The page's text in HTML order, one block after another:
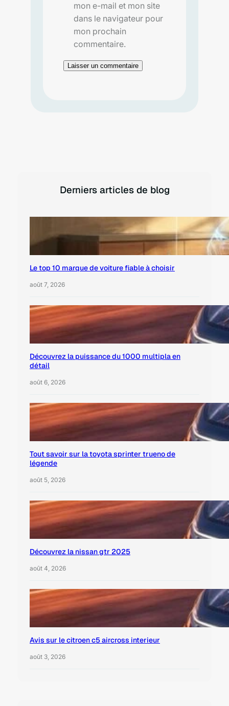
mon e-mail et mon site
dans le navigateur pour
mon prochain
commentaire.
Derniers articles de blog
Le top 10 marque de voiture fiable à choisir
août 7, 2026
Découvrez la puissance du 1000 multipla en
détail
août 6, 2026
Tout savoir sur la toyota sprinter trueno de
légende
août 5, 2026
Découvrez la nissan gtr 2025
août 4, 2026
Avis sur le citroen c5 aircross interieur
août 3, 2026